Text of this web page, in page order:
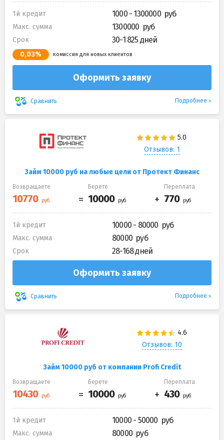
1й кредит 1000 - 1300000
Макс. сумма 1300000
Срок 30-1 825 дней
0,03% комиссия для новых клиентов
Оформить заявку
Сравнить Подробнее
Отзывов: 1
Займ 10000 руб на любые цели от Протект Финанс
Возвращаете Берете Переплата
1й кредит 10000 - 80000
Макс. сумма 80000
Срок 28-168 дней
Оформить заявку
Сравнить Подробнее
Отзывов: 10
Займ 10000 руб от компании Profi Credit
Возвращаете Берете Переплата
1й кредит 10000 - 50000
Макс. сумма 80000